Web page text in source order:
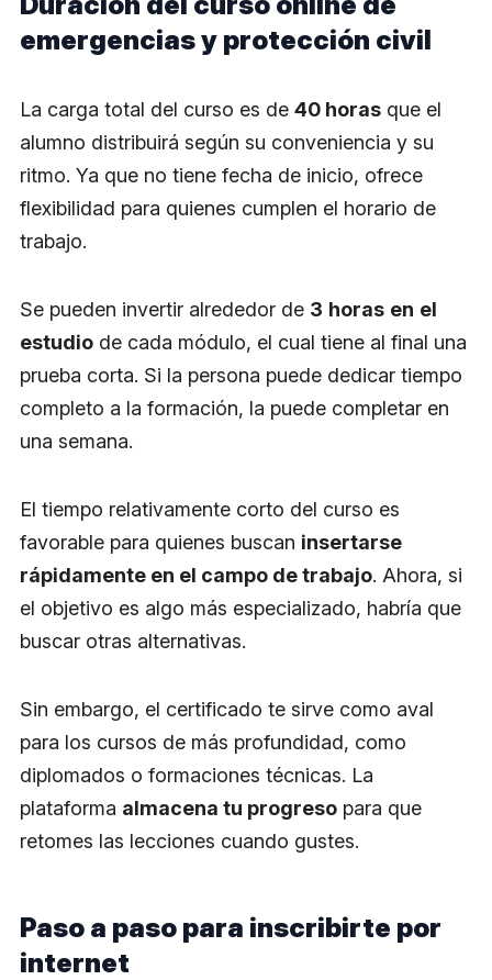
emergencias y protección civil
La carga total del curso es de 40 horas que el
alumno distribuirá según su conveniencia y su
ritmo. Ya que no tiene fecha de inicio, ofrece
flexibilidad para quienes cumplen el horario de
trabajo.
Se pueden invertir alrededor de 3 horas en el
estudio de cada módulo, el cual tiene al final una
prueba corta. Si la persona puede dedicar tiempo
completo a la formación, la puede completar en
una semana.
El tiempo relativamente corto del curso es
favorable para quienes buscan insertarse
rápidamente en el campo de trabajo. Ahora, si
el objetivo es algo más especializado, habría que
buscar otras alternativas.
Sin embargo, el certificado te sirve como aval
para los cursos de más profundidad, como
diplomados o formaciones técnicas. La
plataforma almacena tu progreso para que
retomes las lecciones cuando gustes.
Paso a paso para inscribirte por
internet